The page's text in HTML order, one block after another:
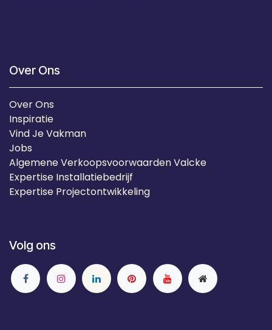
Over Ons
Over Ons
Inspiratie
Vind Je Vakman
Jobs
Algemene Verkoopsvoorwaarden Valcke
Expertise Installatiebedrijf
Expertise Projectontwikkeling
Volg ons